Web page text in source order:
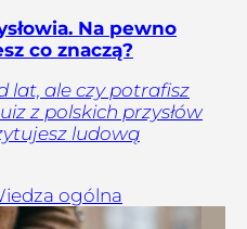
Na pewno
co znaczą?
lat, ale czy potrafisz
z polskich przysłów
ludową
ogólna